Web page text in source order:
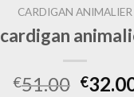
CARDIGAN ANIMALIER
cardigan
€51.00 €